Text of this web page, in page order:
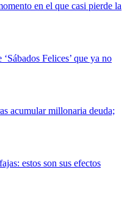
en el que casi pierde la
Felices’ que ya no
acumular millonaria deuda;
estos son sus efectos